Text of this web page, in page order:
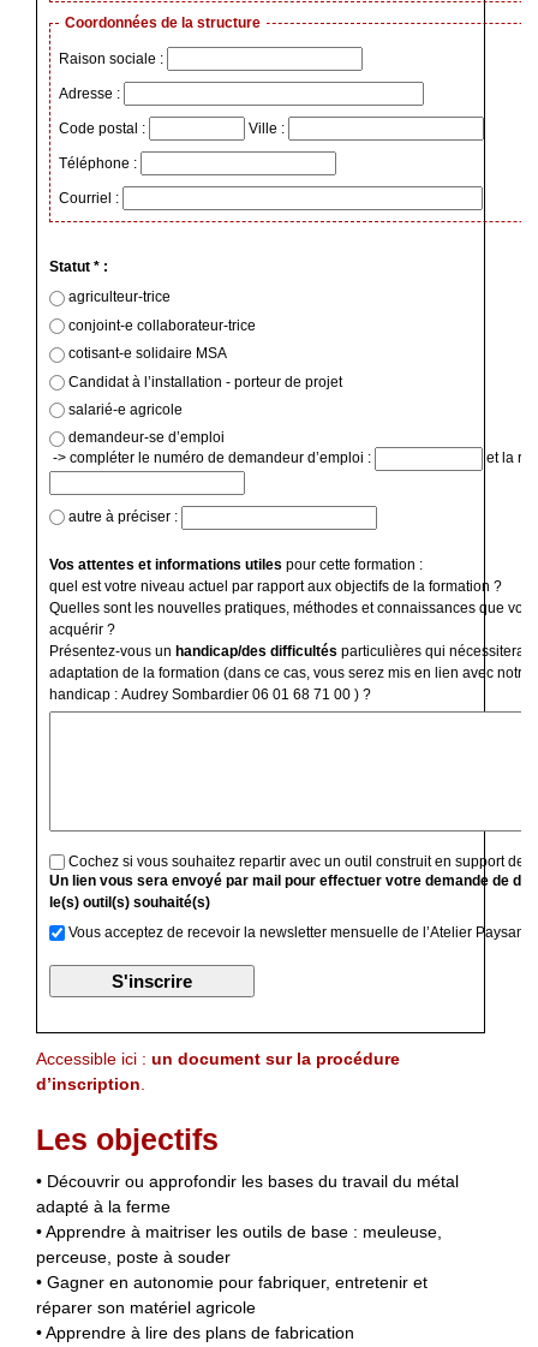
Coordonnées de la structure
Raison sociale :
Adresse :
Code postal : Ville :
Téléphone :
Courriel :
Statut * :
agriculteur-trice
conjoint-e collaborateur-trice
cotisant-e solidaire MSA
Candidat à l’installation - porteur de projet
salarié-e agricole
demandeur-se d’emploi
-> compléter le numéro de demandeur d’emploi :
et la
autre à préciser :
Vos attentes et informations utiles pour cette formation :
quel est votre niveau actuel par rapport aux objectifs de la formation ?
Quelles sont les nouvelles pratiques, méthodes et connaissances que
acquérir ?
Présentez-vous un handicap/des difficultés particulières qui
adaptation de la formation (dans ce cas, vous serez mis en lien avec notre
handicap : Audrey Sombardier 06 01 68 71 00 ) ?
Cochez si vous souhaitez repartir avec un outil construit en support de
Un lien vous sera envoyé par mail pour effectuer votre demande de
le(s) outil(s) souhaité(s)
Vous acceptez de recevoir la newsletter mensuelle de l’Atelier Paysan
Accessible ici : un document sur la procédure
d’inscription
Les objectifs
• Découvrir ou approfondir les bases du travail du métal
adapté à la ferme
• Apprendre à maitriser les outils de base : meuleuse,
perceuse, poste à souder
• Gagner en autonomie pour fabriquer, entretenir et
réparer son matériel agricole
• Apprendre à lire des plans de fabrication